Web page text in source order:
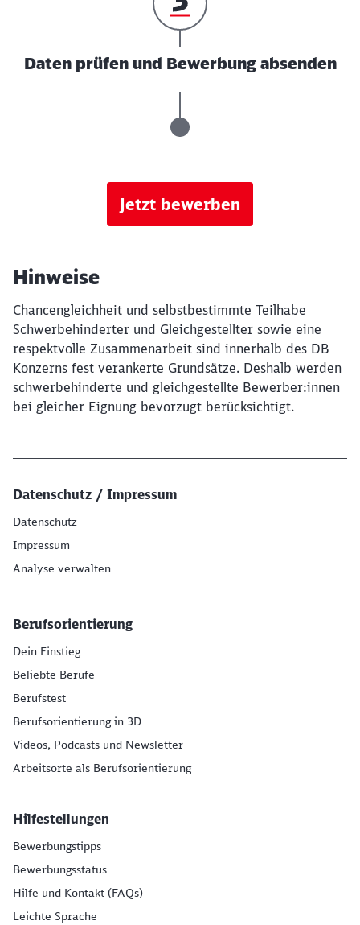
Daten prüfen und Bewerbung absenden
Jetzt bewerben
Hinweise
Chancengleichheit und selbstbestimmte Teilhabe
Schwerbehinderter und Gleichgestellter sowie eine
respektvolle Zusammenarbeit sind innerhalb des DB
Konzerns fest verankerte Grundsätze. Deshalb werden
schwerbehinderte und gleichgestellte Bewerber:innen
bei gleicher Eignung bevorzugt berücksichtigt.
Datenschutz / Impressum
Datenschutz
Impressum
Analyse verwalten
Berufsorientierung
Dein Einstieg
Beliebte Berufe
Berufstest
Berufsorientierung in 3D
Videos, Podcasts und Newsletter
Arbeitsorte als Berufsorientierung
Hilfestellungen
Bewerbungstipps
Bewerbungsstatus
Hilfe und Kontakt (FAQs)
Leichte Sprache